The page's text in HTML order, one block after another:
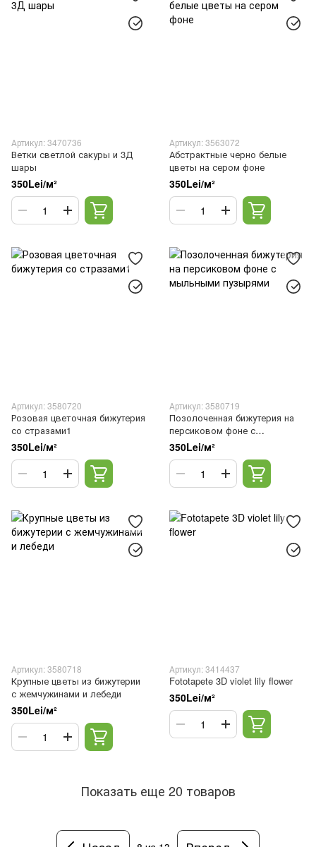
Артикул: 3470736
Ветки светлой сакуры и 3Д
шары
350Lei/м²
Артикул: 3563072
Абстрактные черно белые
цветы на сером фоне
350Lei/м²
Артикул: 3580720
Розовая цветочная бижутерия
со стразами1
350Lei/м²
Артикул: 3580719
Позолоченная бижутерия на
персиковом фоне с
мыльными пузырями
350Lei/м²
Артикул: 3580718
Крупные цветы из бижутерии
с жемчужинами и лебеди
350Lei/м²
Артикул: 3414437
Fototapete 3D violet lily flower
350Lei/м²
Показать еще 20 товаров